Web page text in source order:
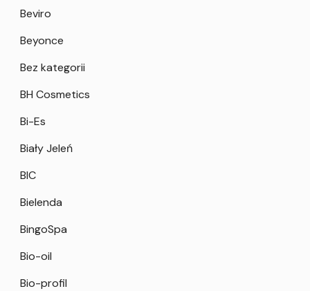
Beviro
Beyonce
Bez kategorii
BH Cosmetics
Bi-Es
Biały Jeleń
BIC
Bielenda
BingoSpa
Bio-oil
Bio-profil